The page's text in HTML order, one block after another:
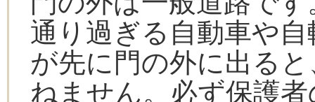
通り過ぎる自動車や
が先に門の外に出る
ねません。必ず保護